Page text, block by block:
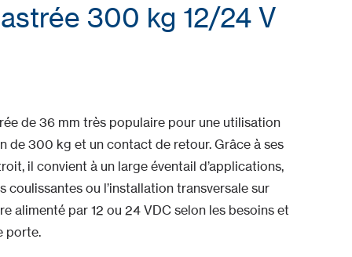
300 kg 12/24 V
de 36 mm très populaire pour une utilisation
de 300 kg et un contact de retour. Grâce à ses
il convient à un large éventail d’applications,
coulissantes ou l’installation transversale sur
alimenté par 12 ou 24 VDC selon les besoins et
porte.